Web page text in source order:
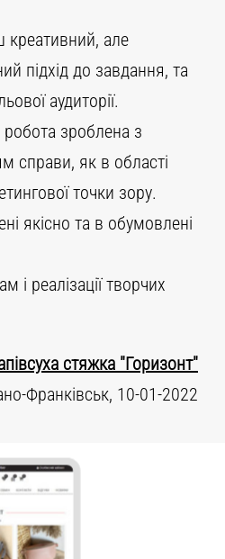
але
підхід до завдання, та
аудиторії.
зроблена з
справи, як в області
точки зору.
якісно та в обумовлені
і реалізації творчих
стяжка "Горизонт"
Франківськ, 10-01-2022